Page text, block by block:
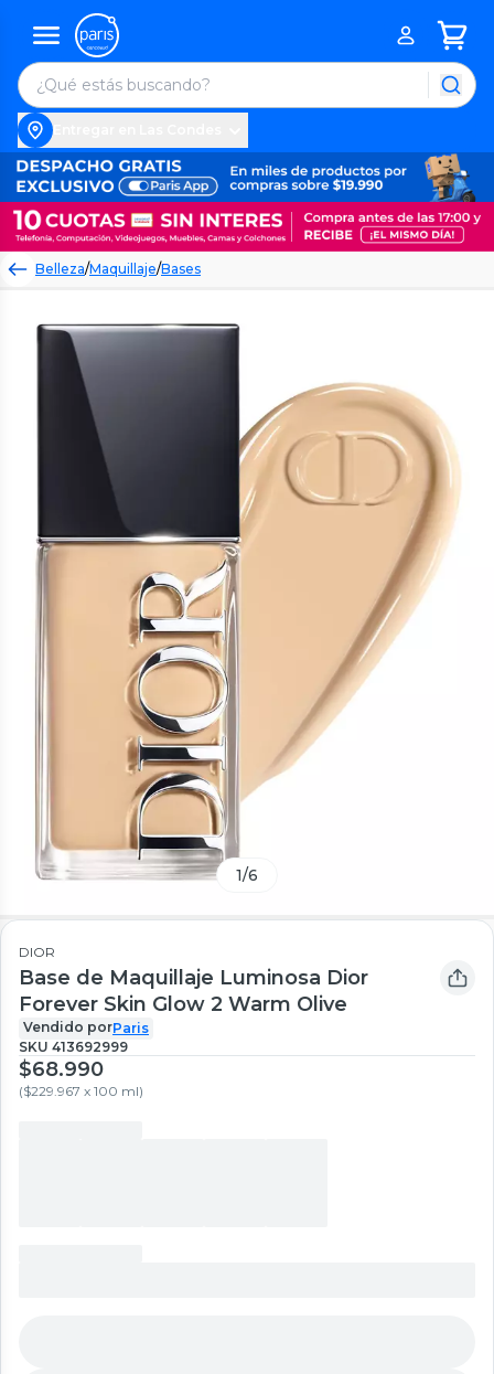
Belleza/Maquillaje/Bases
1/6
DIOR
Base de Maquillaje Luminosa Dior
Forever Skin Glow 2 Warm Olive
Vendido porParis
SKU 413692999
$68.990
($229.967 x 100 ml)